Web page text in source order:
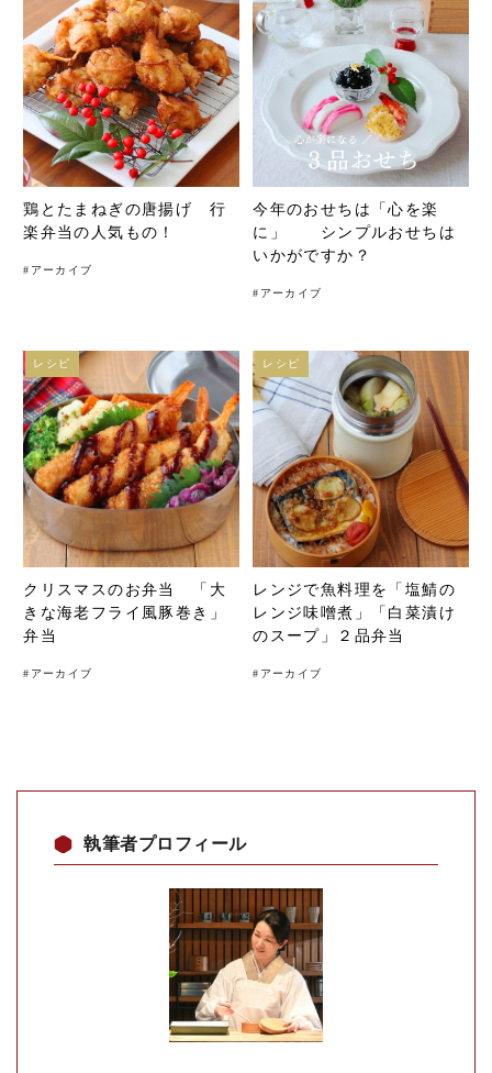
鶏とたまねぎの唐揚げ 行
楽弁当の人気もの！
# アーカイブ
今年のおせちは「心を楽
に」 シンプルおせちは
いかがですか？
# アーカイブ
クリスマスのお弁当 「大
きな海老フライ風豚巻き」
弁当
# アーカイブ
レシピ
レンジで魚料理を「塩鯖の
レンジ味噌煮」「白菜漬け
のスープ」２品弁当
# アーカイブ
レシピ
執筆者プロフィール